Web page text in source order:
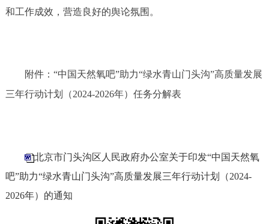
和工作成效，营造良好的舆论氛围。
附件： “中国天然氧吧”助力“绿水青山门头沟”高质量发展
三年行动计划（2024-2026年）任务分解表
北京市门头沟区人民政府办公室关于印发“中国天然氧
吧”助力“绿水青山门头沟”高质量发展三年行动计划（2024-
2026年）的通知